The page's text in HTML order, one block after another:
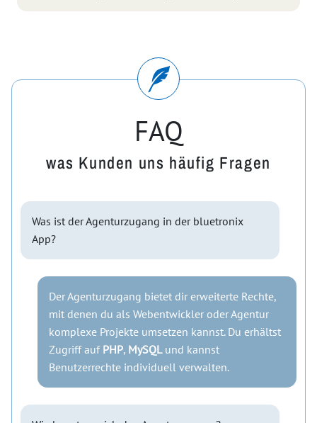
FAQ
was Kunden uns häufig Fragen
Was ist der Agenturzugang in der bluetronix
App?
Der Agenturzugang bietet dir erweiterte Rechte,
mit denen du als Webentwickler oder Agentur
komplexe Projekte umsetzen kannst. Du erhältst
Zugriff auf PHP, MySQLund kannst
Benutzerrechte individuell verwalten.